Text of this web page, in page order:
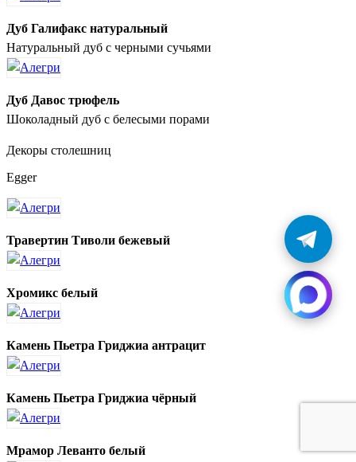
Дуб Галифакс натуральный
Натуральный дуб с черными сучьями
Дуб Давос трюфель
Шоколадный дуб с белесыми порами
Декоры столешниц
Egger
Травертин Тиволи бежевый
Хромикс белый
Камень Пьетра Гриджиа антрацит
Камень Пьетра Гриджиа чёрный
Мрамор Леванто белый